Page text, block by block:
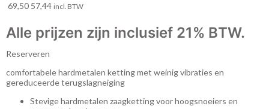
69,50 57,44 incl. BTW
Alle prijzen zijn inclusief 21% BTW.
Reserveren
comfortabele hardmetalen ketting met weinig vibraties en
gereduceerde terugslagneiging
Stevige hardmetalen zaagketting voor hoogsnoeiers en